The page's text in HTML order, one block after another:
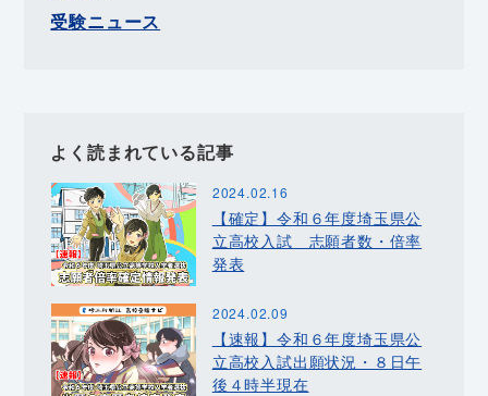
受験ニュース
よく読まれている記事
2024.02.16
【確定】令和６年度埼玉県公
立高校入試 志願者数・倍率
発表
2024.02.09
【速報】令和６年度埼玉県公
立高校入試出願状況・８日午
後４時半現在